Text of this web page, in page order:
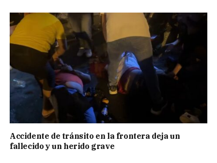
Accidente de tránsito en la frontera deja un
fallecido y un herido grave